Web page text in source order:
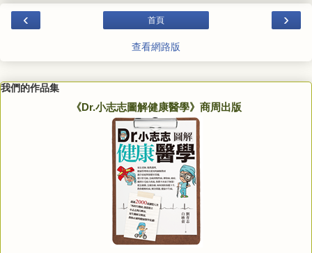
‹ ›
首頁
查看網路版
我們的作品集
《Dr.小志志圖解健康醫學》商周出版